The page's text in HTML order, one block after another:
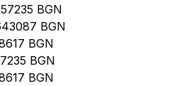
BGN
BGN
BGN
BGN
BGN